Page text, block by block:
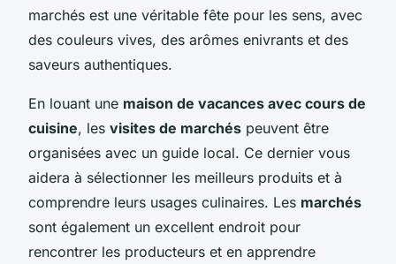
marchés est une véritable fête pour les sens, avec
des couleurs vives, des arômes enivrants et des
saveurs authentiques.
En louant une maison de vacances avec cours de
cuisine, les visites de marchés peuvent être
organisées avec un guide local. Ce dernier vous
aidera à sélectionner les meilleurs produits et à
comprendre leurs usages culinaires. Les marchés
sont également un excellent endroit pour
rencontrer les producteurs et en apprendre